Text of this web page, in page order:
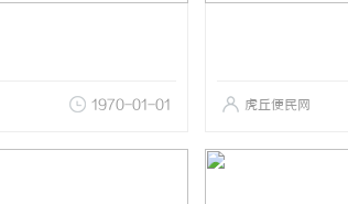
1970-01-01 虎丘便民网